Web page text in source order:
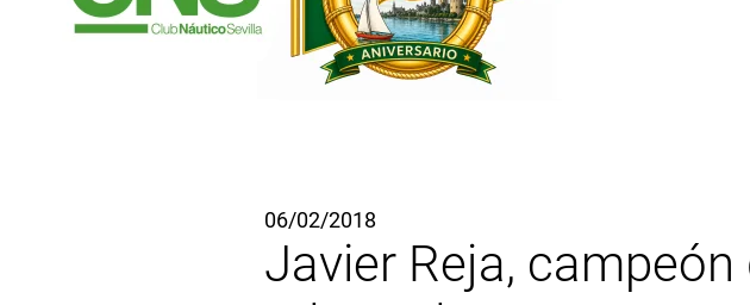
06/02/2018
Javier Reja,